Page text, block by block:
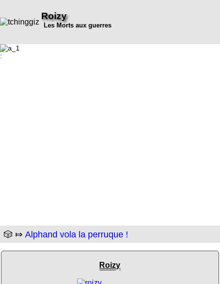
Roizy
Les Morts aux guerres
:
🎲 ⤇ Alphand vola la perruque !
Roizy